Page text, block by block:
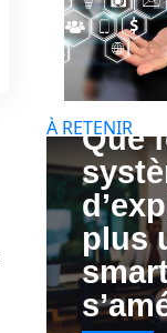
À RETENIR
Que
plus